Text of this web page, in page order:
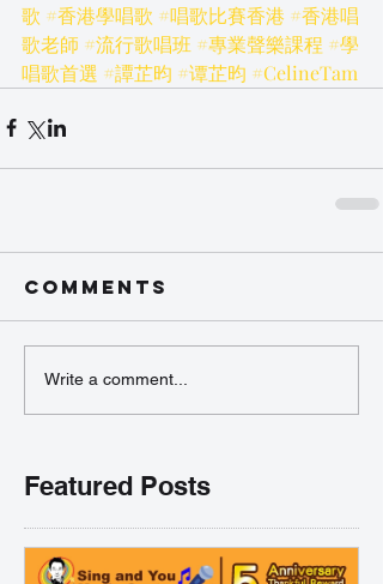
歌 #香港學唱歌 #唱歌比賽香港 #香港唱
歌老師 #流行歌唱班 #專業聲樂課程 #學
唱歌首選 #譚芷昀 #谭芷昀 #CelineTam
Comments
Write a comment...
Featured Posts